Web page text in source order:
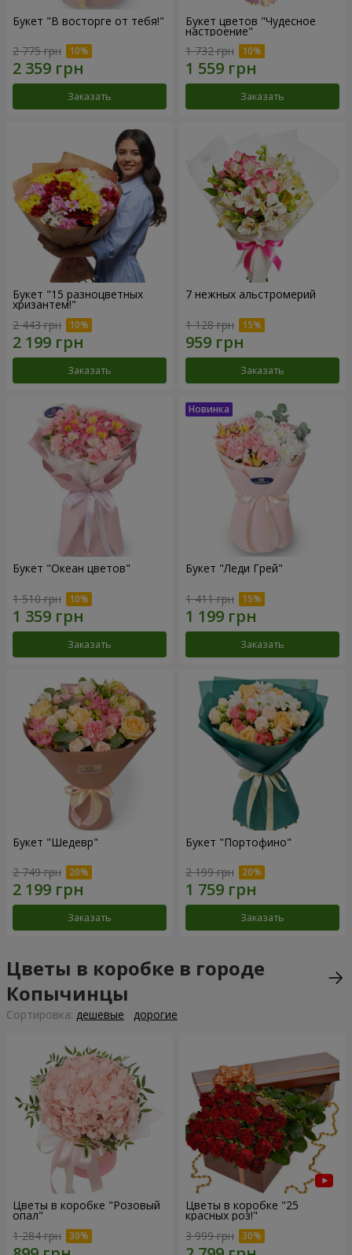
Букет "В восторге от тебя!"
2 775 грн
Заказать
Букет цветов "Чудесное
настроение"
1 732 грн
Заказать
Букет "15 разноцветных
хризантем!"
2 443 грн
Заказать
7 нежных альстромерий
1 128 грн
Заказать
Букет "Океан цветов"
1 510 грн
Заказать
Букет "Леди Грей"
1 411 грн
Заказать
Букет "Шедевр"
2 749 грн
Заказать
Букет "Портофино"
2 199 грн
Заказать
Цветы в коробке в городе
Копычинцы
Cортировка: дешевые дорогие
Цветы в коробке "Розовый
опал"
1 284 грн
Цветы в коробке "25
красных роз!"
3 999 грн